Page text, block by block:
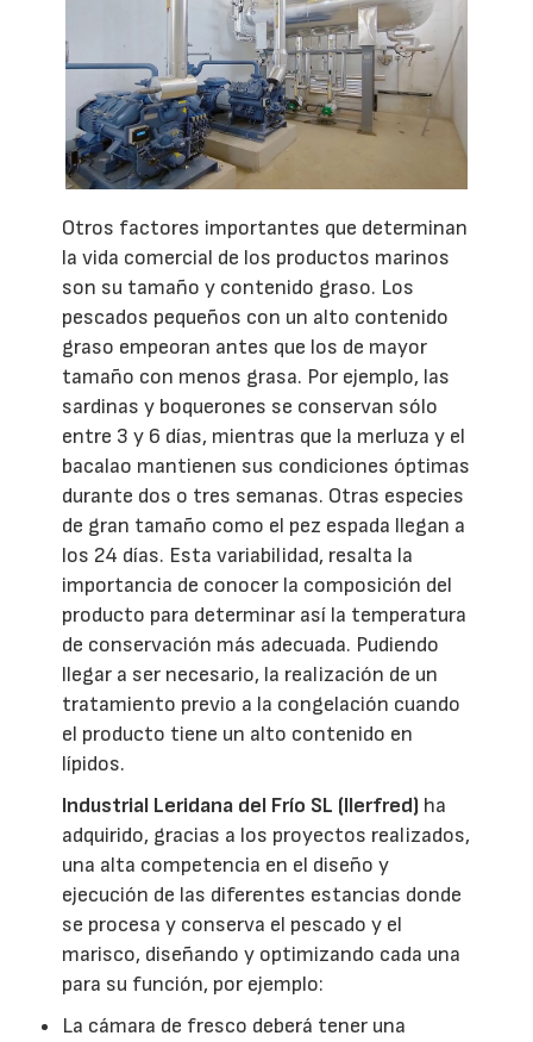
Otros factores importantes que determinan
la vida comercial de los productos marinos
son su tamaño y contenido graso. Los
pescados pequeños con un alto contenido
graso empeoran antes que los de mayor
tamaño con menos grasa. Por ejemplo, las
sardinas y boquerones se conservan sólo
entre 3 y 6 días, mientras que la merluza y el
bacalao mantienen sus condiciones óptimas
durante dos o tres semanas. Otras especies
de gran tamaño como el pez espada llegan a
los 24 días. Esta variabilidad, resalta la
importancia de conocer la composición del
producto para determinar así la temperatura
de conservación más adecuada. Pudiendo
llegar a ser necesario, la realización de un
tratamiento previo a la congelación cuando
el producto tiene un alto contenido en
lípidos.
Industrial Leridana del Frío SL (Ilerfred) ha
adquirido, gracias a los proyectos realizados,
una alta competencia en el diseño y
ejecución de las diferentes estancias donde
se procesa y conserva el pescado y el
marisco, diseñando y optimizando cada una
para su función, por ejemplo:
La cámara de fresco deberá tener una